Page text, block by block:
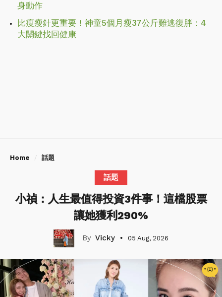
身動作
比瘦瘦針更重要！神童5個月瘦37公斤難逃復胖：4
大關鍵找回健康
Home 話題
話題
小禎：人生最值得投資3件事！這檔股票
讓她獲利290%
Vicky 05 Aug, 2026